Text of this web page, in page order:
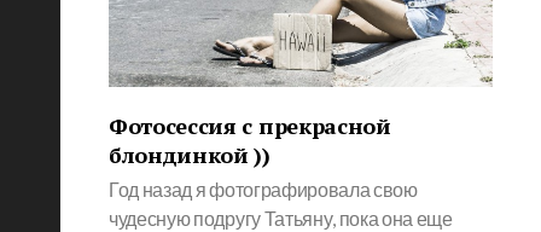
Фотосессия с прекрасной
блондинкой ))
Год назад я фотографировала свою
чудесную подругу Татьяну, пока она еще